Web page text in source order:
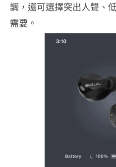
調，還可選擇突出人聲、
需要。